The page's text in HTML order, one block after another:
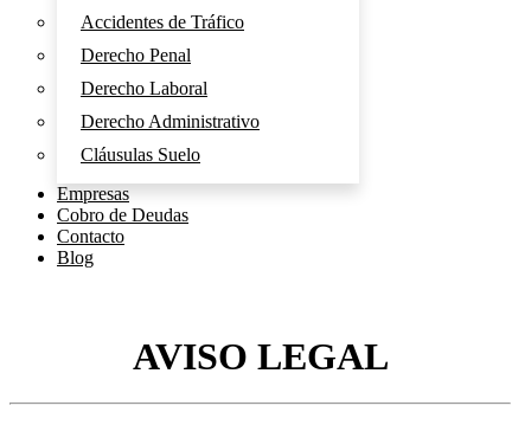
Accidentes de Tráfico
Derecho Penal
Derecho Laboral
Derecho Administrativo
Cláusulas Suelo
Empresas
Cobro de Deudas
Contacto
Blog
AVISO LEGAL